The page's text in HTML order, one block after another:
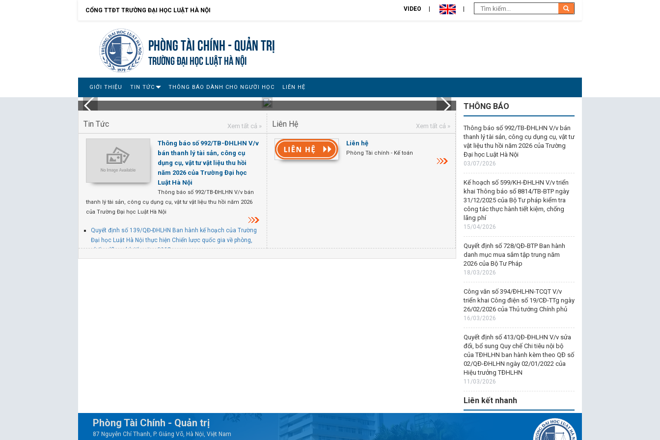
CỔNG TTĐT TRƯỜNG ĐẠI HỌC LUẬT HÀ NỘI VIDEO
Phòng Tài chính - Quản trị
TRƯỜNG ĐẠI HỌC LUẬT HÀ NỘI
GIỚI THIỆU TIN TỨC THÔNG BÁO DÀNH CHO NGƯỜI HỌC LIÊN HỆ
Tin Tức Xem tất cả »
Thông báo số 992/TB-ĐHLHN V/v
bán thanh lý tài sản, công cụ
dụng cụ, vật tư vật liệu thu hồi
năm 2026 của Trường Đại học
Luật Hà Nội
Thông báo số 992/TB-ĐHLHN V/v bán
thanh lý tài sản, công cụ dụng cụ, vật tư vật liệu thu hồi năm 2026
của Trường Đại học Luật Hà Nội
Quyết định số 139/QĐ-ĐHLHN Ban hành kế hoạch của Trường
Đại học Luật Hà Nội thực hiện Chiến lược quốc gia về phòng,
chống lãng phí đến năm 2035
Quyết định số 137/QĐ-ĐHLHN Ban hành Chương trình thực
Liên Hệ Xem tất cả »
Liên hệ
Phòng Tài chính - Kế toán
THÔNG BÁO
Thông báo số 992/TB-ĐHLHN V/v bán
thanh lý tài sản, công cụ dụng cụ, vật tư
vật liệu thu hồi năm 2026 của Trường
Đại học Luật Hà Nội
03/07/2026
Kế hoạch số 599/KH-ĐHLHN V/v triển
khai Thông báo số 8814/TB-BTP ngày
31/12/2025 của Bộ Tư pháp kiểm tra
công tác thực hành tiết kiệm, chống
lãng phí
15/04/2026
Quyết định số 728/QĐ-BTP Ban hành
danh mục mua sắm tập trung năm
2026 của Bộ Tư Pháp
18/03/2026
Công văn số 394/ĐHLHN-TCQT V/v
triển khai Công điện số 19/CĐ-TTg ngày
26/02/2026 của Thủ tướng Chính phủ
16/03/2026
Quyết định số 413/QĐ-ĐHLHN V/v sửa
đổi, bổ sung Quy chế Chi tiêu nội bộ
của TĐHLHN ban hành kèm theo QĐ số
02/QĐ-ĐHLHN ngày 02/01/2022 của
Hiệu trưởng TĐHLHN
11/03/2026
Liên kết nhanh
Phòng Tài Chính - Quản trị
87 Nguyễn Chí Thanh, P. Giảng Võ, Hà Nội, Việt Nam